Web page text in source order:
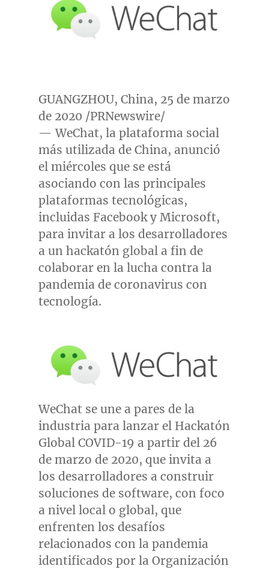
GUANGZHOU, China, 25 de marzo
de 2020 /PRNewswire/
— WeChat, la plataforma social
más utilizada de China, anunció
el miércoles que se está
asociando con las principales
plataformas tecnológicas,
incluidas Facebook y Microsoft,
para invitar a los desarrolladores
a un hackatón global a fin de
colaborar en la lucha contra la
pandemia de coronavirus con
tecnología.
WeChat se une a pares de la
industria para lanzar el Hackatón
Global COVID-19 a partir del 26
de marzo de 2020, que invita a
los desarrolladores a construir
soluciones de software, con foco
a nivel local o global, que
enfrenten los desafíos
relacionados con la pandemia
identificados por la Organización